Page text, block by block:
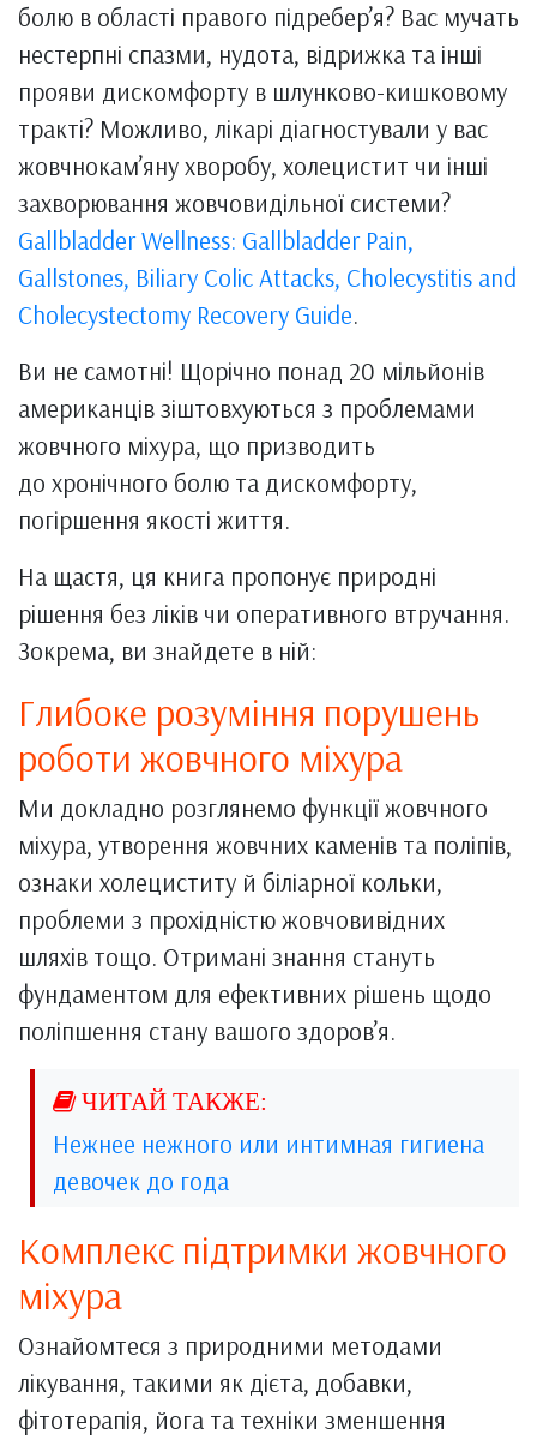
болю в області правого підребер’я? Вас мучать
нестерпні спазми, нудота, відрижка та інші
прояви дискомфорту в шлунково-кишковому
тракті? Можливо, лікарі діагностували у вас
жовчнокам’яну хворобу, холецистит чи інші
захворювання жовчовидільної системи?
Gallbladder Wellness: Gallbladder Pain,
Gallstones, Biliary Colic Attacks, Cholecystitis and
Cholecystectomy Recovery Guide.
Ви не самотні! Щорічно понад 20 мільйонів
американців зіштовхуються з проблемами
жовчного міхура, що призводить
до хронічного болю та дискомфорту,
погіршення якості життя.
На щастя, ця книга пропонує природні
рішення без ліків чи оперативного втручання.
Зокрема, ви знайдете в ній:
Глибоке розуміння порушень
роботи жовчного міхура
Ми докладно розглянемо функції жовчного
міхура, утворення жовчних каменів та поліпів,
ознаки холециститу й біліарної кольки,
проблеми з прохідністю жовчовивідних
шляхів тощо. Отримані знання стануть
фундаментом для ефективних рішень щодо
поліпшення стану вашого здоров’я.
Нежнее нежного или интимная гигиена
девочек до года
Комплекс підтримки жовчного
міхура
Ознайомтеся з природними методами
лікування, такими як дієта, добавки,
фітотерапія, йога та техніки зменшення